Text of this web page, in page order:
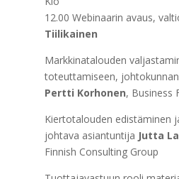
12.00 Webinaarin avaus,
Tiilikainen
Markkinatalouden
toteuttamiseen,
Pertti Korhonen, Business
Kiertotalouden edistäminen
johtava asiantuntija Jutta
Finnish Consulting Group